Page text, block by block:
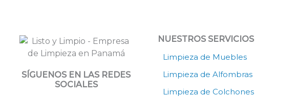
SÍGUENOS EN LAS REDES
SOCIALES
NUESTROS SERVICIOS
Limpieza de Muebles
Limpieza de Alfombras
Limpieza de Colchones